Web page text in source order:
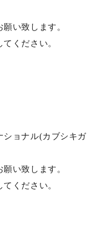
い致します。
ください。
ショナル(カブシキガ
い致します。
ください。